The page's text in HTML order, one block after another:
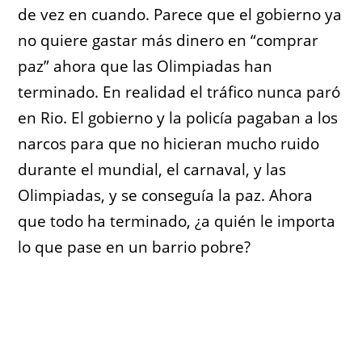
de vez en cuando. Parece que el gobierno ya
no quiere gastar más dinero en “comprar
paz” ahora que las Olimpiadas han
terminado. En realidad el tráfico nunca paró
en Rio. El gobierno y la policía pagaban a los
narcos para que no hicieran mucho ruido
durante el mundial, el carnaval, y las
Olimpiadas, y se conseguía la paz. Ahora
que todo ha terminado, ¿a quién le importa
lo que pase en un barrio pobre?